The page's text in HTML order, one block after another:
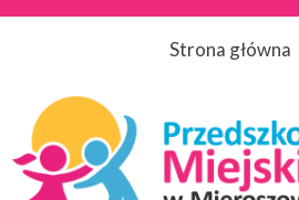
Strona główna